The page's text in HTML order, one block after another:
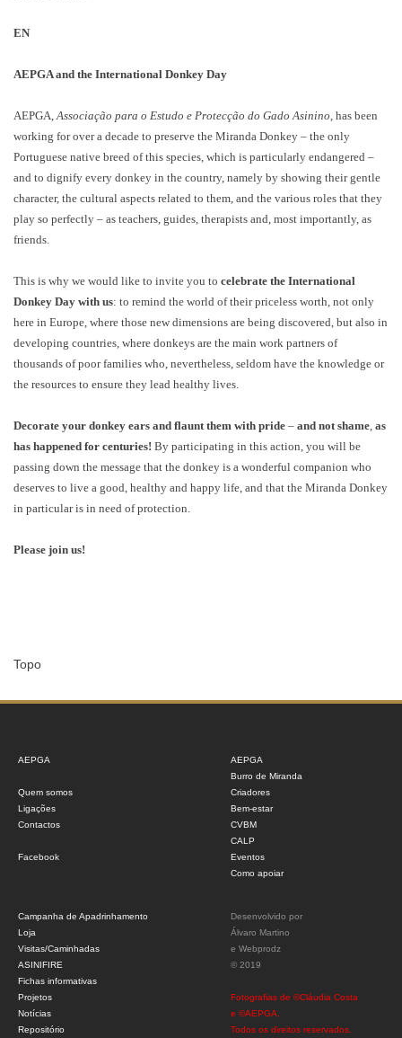
EN
AEPGA and the International Donkey Day
AEPGA,Associação para o Estudo e Protecção do Gado Asinino, has been
working for over a decade to preserve the Miranda Donkey – the only
Portuguese native breed of this species, which is particularly endangered –
and to dignify every donkey in the country, namely by showing their gentle
character, the cultural aspects related to them, and the various roles that they
play so perfectly – as teachers, guides, therapists and, most importantly, as
friends.
This is why we would like to invite you to celebrate the International
Donkey Day with us: to remind the world of their priceless worth, not only
here in Europe, where those new dimensions are being discovered, but also in
developing countries, where donkeys are the main work partners of
thousands of poor families who, nevertheless, seldom have the knowledge or
the resources to ensure they lead healthy lives.
Decorate your donkey ears and flaunt them with pride – and not shame, as
has happened for centuries! By participating in this action, you will be
passing down the message that the donkey is a wonderful companion who
deserves to live a good, healthy and happy life, and that the Miranda Donkey
in particular is in need of protection.
Please join us!
Topo
AEPGA
Quem somos
Ligações
Contactos
Facebook
AEPGA
Burro de Miranda
Criadores
Bem-estar
CVBM
CALP
Eventos
Como apoiar
Campanha de Apadrinhamento
Loja
Visitas/Caminhadas
ASINIFIRE
Fichas informativas
Projetos
Notícias
Repositório
Desenvolvido por
Álvaro Martino
e Webprodz
© 2019
Fotografias de ©Cláudia Costa
e ©AEPGA.
Todos os direitos reservados.